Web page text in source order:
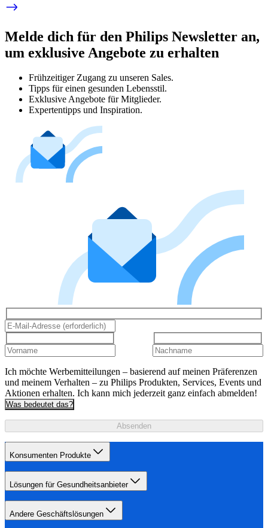
Melde dich für den Philips Newsletter an,
um exklusive Angebote zu erhalten
Frühzeitiger Zugang zu unseren Sales.
Tipps für einen gesunden Lebensstil.
Exklusive Angebote für Mitglieder.
Expertentipps und Inspiration.
Ich möchte Werbemitteilungen – basierend auf meinen Präferenzen
und meinem Verhalten – zu Philips Produkten, Services, Events und
Aktionen erhalten. Ich kann mich jederzeit ganz einfach abmelden!
Was bedeutet das?
Absenden
Konsumenten Produkte
Lösungen für Gesundheitsanbieter
Andere Geschäftslösungen